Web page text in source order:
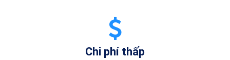
Chi phí thấp